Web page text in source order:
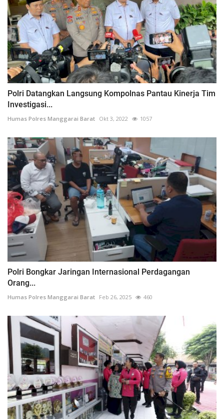
Polri Datangkan Langsung Kompolnas Pantau Kinerja Tim
Investigasi...
Humas Polres Manggarai Barat Okt 3, 2022 1057
Polri Bongkar Jaringan Internasional Perdagangan
Orang...
Humas Polres Manggarai Barat Feb 26, 2025 460